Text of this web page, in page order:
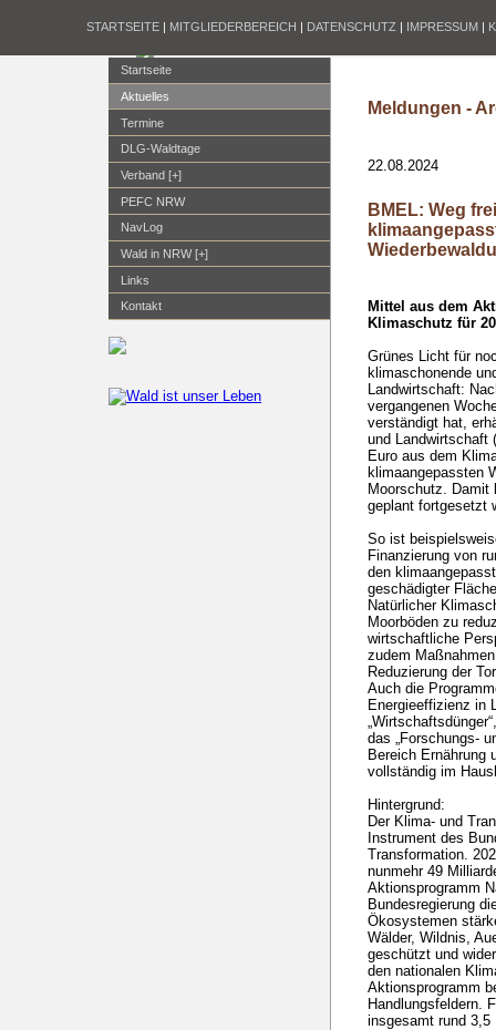
STARTSEITE | MITGLIEDERBEREICH | DATENSCHUTZ | IMPRESSUM |
Startseite
Aktuelles
Termine
DLG-Waldtage
Verband [+]
PEFC NRW
NavLog
Wald in NRW [+]
Links
Kontakt
Meldungen -
22.08.2024
BMEL: Weg
Mittel aus dem
Klimaschutz für
Grünes Licht für
klimaschonende
Landwirtschaft:
vergangenen
verständigt hat,
und Landwirtschaft
Euro aus dem
klimaangepassten
Moorschutz. Damit
geplant fortgesetzt
So ist
Finanzierung von
den
geschädigter
Natürlicher
Moorböden zu
wirtschaftliche
zudem
Reduzierung der
Auch die
Energieeffizienz in
das „Forschungs-
Bereich Ernährung
vollständig im
Hintergrund:
Der Klima- und
Instrument des
Transformation.
nunmehr 49
Aktionsprogramm
Bundesregierung
Ökosystemen
Wälder, Wildnis,
geschützt und
den nationalen
Aktionsprogramm
Handlungsfeldern.
insgesamt rund 3,5